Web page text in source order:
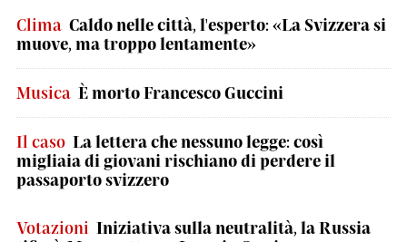
Clima Caldo nelle città, l'esperto: «La Svizzera si
muove, ma troppo lentamente»
Musica È morto Francesco Guccini
Il caso La lettera che nessuno legge: così
migliaia di giovani rischiano di perdere il
passaporto svizzero
Votazioni Iniziativa sulla neutralità, la Russia